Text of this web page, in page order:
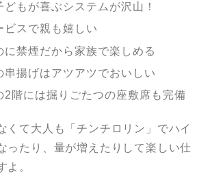
どもが喜ぶシステムが沢山！
ビスで親も嬉しい
に禁煙だから家族で楽しめる
串揚げはアツアツでおいしい
2階には掘りごたつの座敷席も完備
くて大人も「チンチロリン」でハイ
ったり、量が増えたりして楽しい仕
よ。